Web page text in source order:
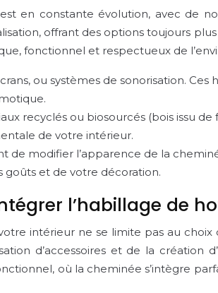
en constante évolution, avec de
offrant des options toujours
fonctionnel et respectueux de
ou systèmes de sonorisation.
recyclés ou biosourcés (bois issu
de votre intérieur.
de modifier l’apparence de la
goûts et de votre décoration.
l’habillage de
intérieur ne se limite pas au
d’accessoires et de la
où la cheminée s’intègre